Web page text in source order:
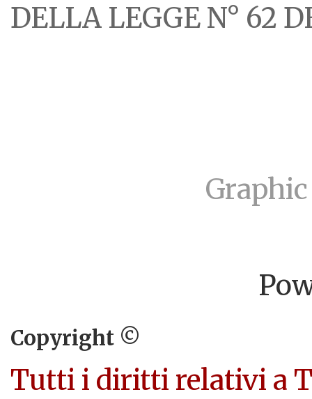
DELLA LEGGE N° 62
Copyright ©
Tutti i diritti relativi a